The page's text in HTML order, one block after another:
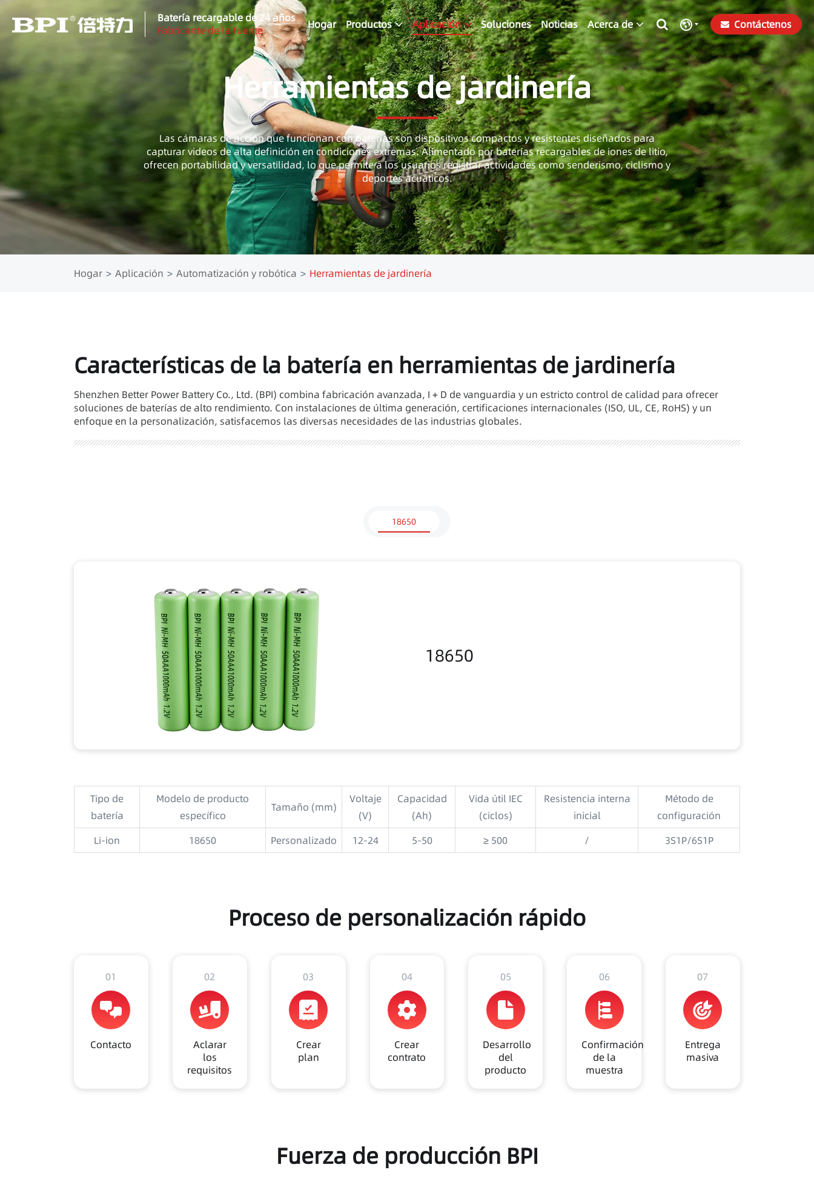
Batería recargable de 24 años
Fabricante de la fuente
Hogar Productos Aplicación Soluciones Noticias Acerca de Contáctenos
Herramientas de jardinería
Las cámaras de acción que funcionan con baterías son dispositivos compactos y resistentes diseñados para
capturar videos de alta definición en condiciones extremas. Alimentado por baterías recargables de iones de litio,
ofrecen portabilidad y versatilidad, lo que permite a los usuarios registrar actividades como senderismo, ciclismo y
deportes acuáticos.
Hogar Aplicación Automatización y robótica Herramientas de jardinería
Características de la batería en herramientas de jardinería
Shenzhen Better Power Battery Co., Ltd. (BPI) combina fabricación avanzada, I + D de vanguardia y un estricto control de calidad para ofrecer
soluciones de baterías de alto rendimiento. Con instalaciones de última generación, certificaciones internacionales (ISO, UL, CE, RoHS) y un
enfoque en la personalización, satisfacemos las diversas necesidades de las industrias globales.
18650
18650
Tipo de
batería
Modelo de producto
específico
Tamaño (mm)
Voltaje
(V)
Capacidad
(Ah)
Vida útil IEC
(ciclos)
Resistencia interna
inicial
Método de
configuración
Li-ion
18650 Personalizado 12-24 5-50 ≥ 500 / 3S1P/6S1P
Proceso de personalización rápido
01
Contacto
02
Aclarar
los
requisitos
03
Crear
plan
04
Crear
contrato
05
Desarrollo
del
producto
06
Confirmación
de la
muestra
07
Entrega
masiva
Fuerza de producción BPI